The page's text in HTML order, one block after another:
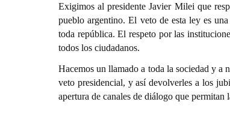
Exigimos al presidente Javier Milei que
pueblo argentino. El veto de esta ley es
toda república. El respeto por las
todos los ciudadanos.
Hacemos un llamado a toda la sociedad y a
veto presidencial, y así devolverles a los
apertura de canales de diálogo que